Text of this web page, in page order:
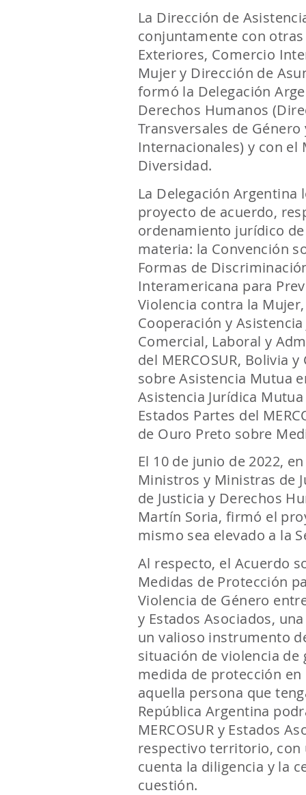
La Dirección de
conjuntamente con
Exteriores, Comercio
Mujer y Dirección de
formó la Delegación
Derechos Humanos
Transversales de
Internacionales) y con el
Diversidad.
La Delegación
proyecto de acuerdo,
ordenamiento jurídico
materia: la Convención
Formas de
Interamericana para
Violencia contra la
Cooperación y
Comercial, Laboral y
del MERCOSUR, Bolivia
sobre Asistencia Mutua
Asistencia Jurídica
Estados Partes del
de Ouro Preto sobre
El 10 de junio de 2022,
Ministros y Ministras de
de Justicia y Derechos
Martín Soria, firmó el
mismo sea elevado a la
Al respecto, el Acuerdo
Medidas de Protección
Violencia de Género
y Estados Asociados,
un valioso instrumento
situación de violencia
medida de protección en
aquella persona que
República Argentina
MERCOSUR y Estados
respectivo territorio,
cuenta la diligencia y la
cuestión.